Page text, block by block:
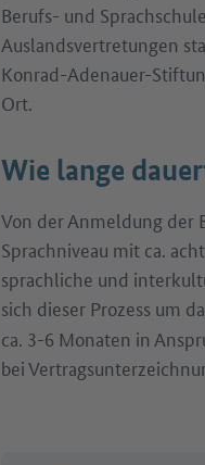
Berufs- und
Auslandsvertretungen
Konrad-Adenauer-
Ort.
Wie lange
Von der Anmeldung der
Sprachniveau mit ca.
sprachliche und
sich dieser Prozess um
ca. 3-6 Monaten in
bei